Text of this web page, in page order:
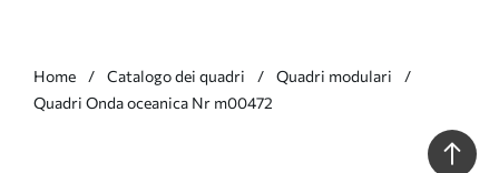
Home Catalogo dei quadri
Quadri modulari
Quadri Onda oceanica Nr m00472